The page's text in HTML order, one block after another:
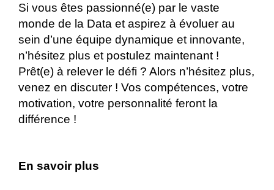
Si vous êtes passionné(e) par le vaste
monde de la Data et aspirez à évoluer au
sein d’une équipe dynamique et innovante,
n’hésitez plus et postulez maintenant !
Prêt(e) à relever le défi ? Alors n’hésitez plus,
venez en discuter ! Vos compétences, votre
motivation, votre personnalité feront la
différence !
En savoir plus